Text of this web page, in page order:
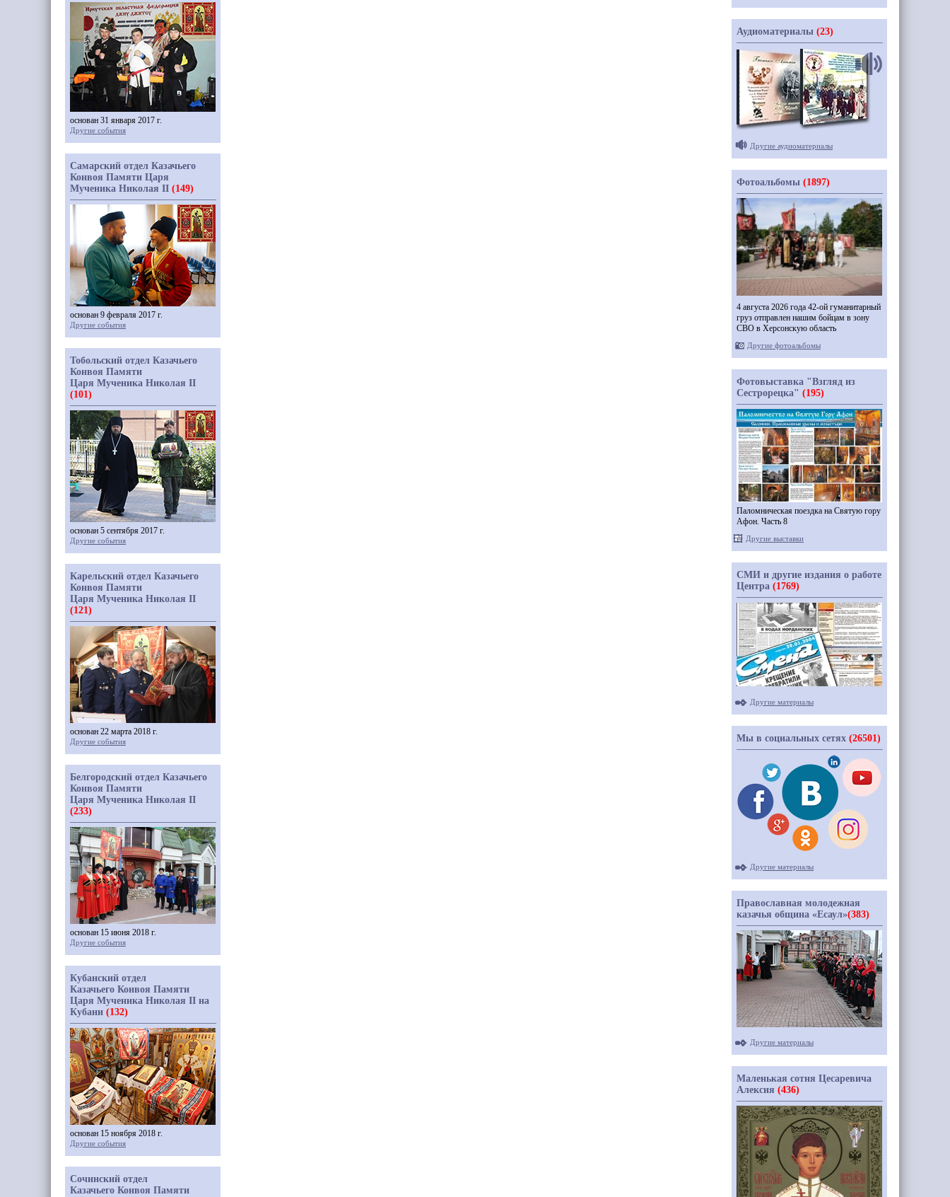
основан 31 января 2017 г.
Другие события
Самарский отдел Казачьего
Конвоя Памяти Царя
Мученика Николая II (149)
основан 9 февраля 2017 г.
Другие события
Тобольский отдел Казачьего
Конвоя Памяти
Царя Мученика Николая II
(101)
основан 5 сентября 2017 г.
Другие события
Карельский отдел Казачьего
Конвоя Памяти
Царя Мученика Николая II
(121)
основан 22 марта 2018 г.
Другие события
Белгородский отдел Казачьего
Конвоя Памяти
Царя Мученика Николая II
(233)
основан 15 июня 2018 г.
Другие события
Кубанский отдел
Казачьего Конвоя Памяти
Царя Мученика Николая II на
Кубани (132)
основан 15 ноября 2018 г.
Другие события
Сочинский отдел
Казачьего Конвоя Памяти
Аудиоматериалы (23)
Другие аудиоматериалы
Фотоальбомы (1897)
4 августа 2026 года 42-ой гуманитарный
груз отправлен нашим бойцам в зону
СВО в Херсонскую область
Другие фотоальбомы
Фотовыставка "Взгляд из
Сестрорецка" (195)
Паломническая поездка на Святую гору
Афон. Часть 8
Другие выставки
СМИ и другие издания о работе
Центра (1769)
Другие материалы
Мы в социальных сетях (26501)
Другие материалы
Православная молодежная
казачья община «Есаул»(383)
Другие материалы
Маленькая сотня Цесаревича
Алексия (436)